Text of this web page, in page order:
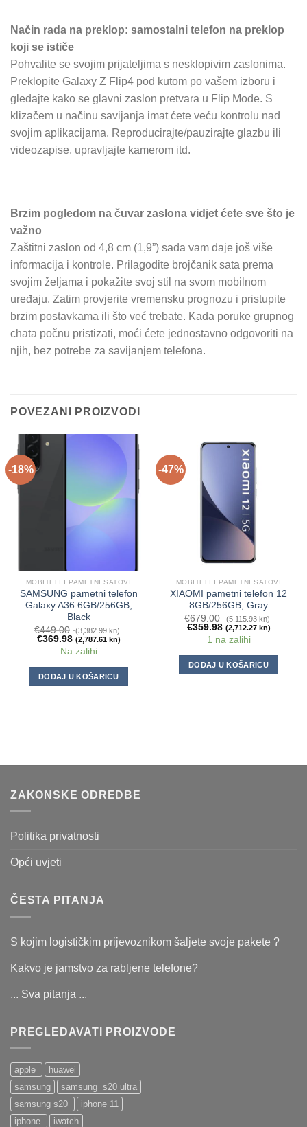
Način rada na preklop: samostalni telefon na preklop
koji se ističe
Pohvalite se svojim prijateljima s nesklopivim zaslonima.
Preklopite Galaxy Z Flip4 pod kutom po vašem izboru i
gledajte kako se glavni zaslon pretvara u Flip Mode. S
klizačem u načinu savijanja imat ćete veću kontrolu nad
svojim aplikacijama. Reproducirajte/pauzirajte glazbu ili
videozapise, upravljajte kamerom itd.
Brzim pogledom na čuvar zaslona vidjet ćete sve što je
važno
Zaštitni zaslon od 4,8 cm (1,9”) sada vam daje još više
informacija i kontrole. Prilagodite brojčanik sata prema
svojim željama i pokažite svoj stil na svom mobilnom
uređaju. Zatim provjerite vremensku prognozu i pristupite
brzim postavkama ili što već trebate. Kada poruke grupnog
chata počnu pristizati, moći ćete jednostavno odgovoriti na
njih, bez potrebe za savijanjem telefona.
POVEZANI PROIZVODI
-18%
MOBITELI I PAMETNI SATOVI
SAMSUNG pametni telefon
Galaxy A36 6GB/256GB,
Black
€449.00 (3,382.99 kn)
€369.98 (2,787.61 kn)
Na zalihi
DODAJ U KOŠARICU
-47%
MOBITELI I PAMETNI SATOVI
XIAOMI pametni telefon 12
8GB/256GB, Gray
€679.00 (5,115.93 kn)
€359.98 (2,712.27 kn)
1 na zalihi
DODAJ U KOŠARICU
ZAKONSKE ODREDBE
Politika privatnosti
Opći uvjeti
ČESTA PITANJA
S kojim logističkim prijevoznikom šaljete svoje pakete ?
Kakvo je jamstvo za rabljene telefone?
... Sva pitanja ...
PREGLEDAVATI PROIZVODE
apple
huawei
samsung
samsung s20 ultra
samsung s20
iphone 11
iphone
iwatch